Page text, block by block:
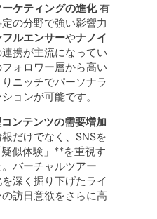
ケティングの進化有
の分野で強い影響力
ルエンサーやナノイ
携が主流になってい
ォロワー層から高い
ニッチでパーソナラ
ョンが可能です。
ンテンツの需要増加
だけでなく、SNSを
似体験」**を重視す
バーチャルツアー
深く掘り下げたライ
訪日意欲をさらに高